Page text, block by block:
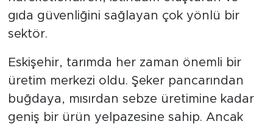
hareketlendiren, istihdam oluşturan ve
gıda güvenliğini sağlayan çok yönlü bir
Eskişehir, tarımda her zaman önemli bir
üretim merkezi oldu. Şeker pancarından
buğdaya, mısırdan sebze üretimine kadar